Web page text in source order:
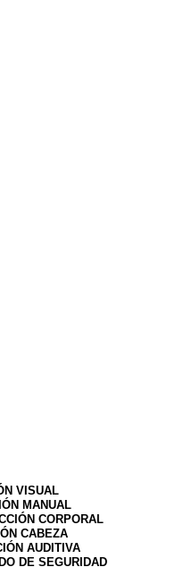
VISUAL
MANUAL
CORPORAL
CABEZA
AUDITIVA
DE SEGURIDAD